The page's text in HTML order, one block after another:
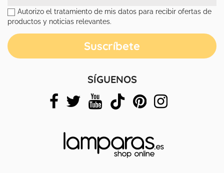
Autorizo el tratamiento de mis datos para recibir ofertas de
productos y noticias relevantes.
SÍGUENOS